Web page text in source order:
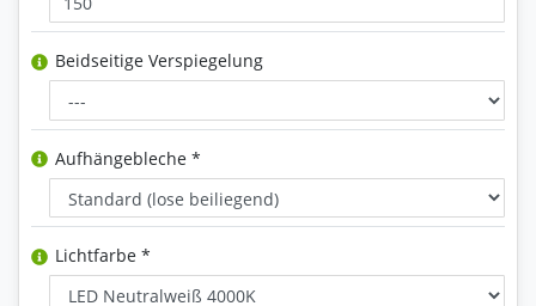
Beidseitige Verspiegelung
Aufhängebleche *
Lichtfarbe *